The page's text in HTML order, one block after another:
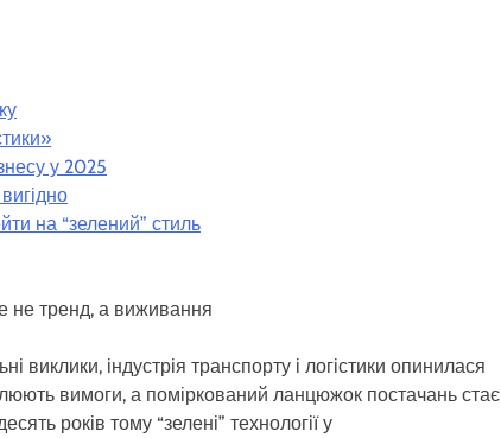
у 2025
на “зелений” стиль
не тренд, а виживання
виклики, індустрія транспорту і логістики опинилася
вимоги, а поміркований ланцюжок постачань стає
років тому “зелені” технології у